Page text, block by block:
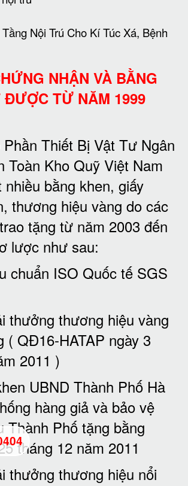
NHẬN VÀ BẰNG
ĐƯỢC TỪ NĂM 1999
Thiết Bị Vật Tư Ngân
Toàn Kho Quỹ Việt Nam
bằng khen, giấy
thương hiệu vàng do các
tặng từ năm 2003 đến
lược như sau:
ISO Quốc tế SGS
thương hiệu vàng
( QĐ16-HATAP ngày 3
2011 )
UBND Thành Phố Hà
hàng giả và bảo vệ
Thành Phố tặng bằng
tháng 12 năm 2011
thương hiệu nổiback